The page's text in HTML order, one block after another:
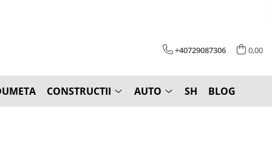
+40729087306 0,00
CONSTRUCTII AUTO SH BLOG